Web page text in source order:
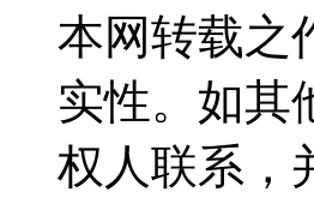
本网转载之
实性。如其
权人联系，